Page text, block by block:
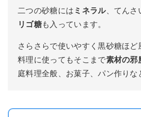
二つの砂糖には ミネラル、てんさ
リゴ糖も入っています。
さらさらで使いやすく黒砂糖ほど
料理に使ってもそこまで素材の邪
庭料理全般、お菓子、パン作りな